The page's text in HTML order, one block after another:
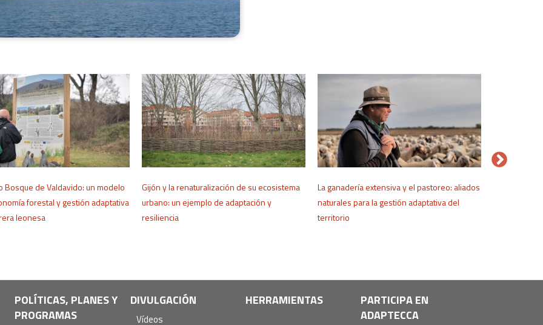
Bosque de Valdavido: un modelo
forestal y gestión adaptativa
leonesa
Gijón y la renaturalización de su ecosistema
urbano: un ejemplo de adaptación y
resiliencia
La ganadería extensiva y el pastoreo: aliados
naturales para la gestión adaptativa del
territorio
POLÍTICAS, PLANES Y
PROGRAMAS
DIVULGACIÓN
Vídeos
HERRAMIENTAS
PARTICIPA EN
ADAPTECCA